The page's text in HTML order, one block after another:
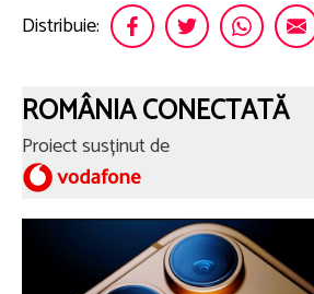
Distribuie:
ROMÂNIA CONECTATĂ
Proiect susținut de